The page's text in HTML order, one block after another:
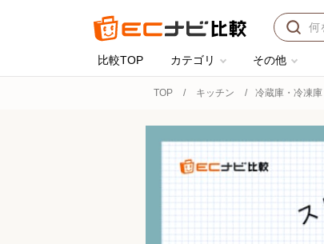
比較TOP カテゴリ その他
TOP キッチン 冷蔵庫・冷凍庫